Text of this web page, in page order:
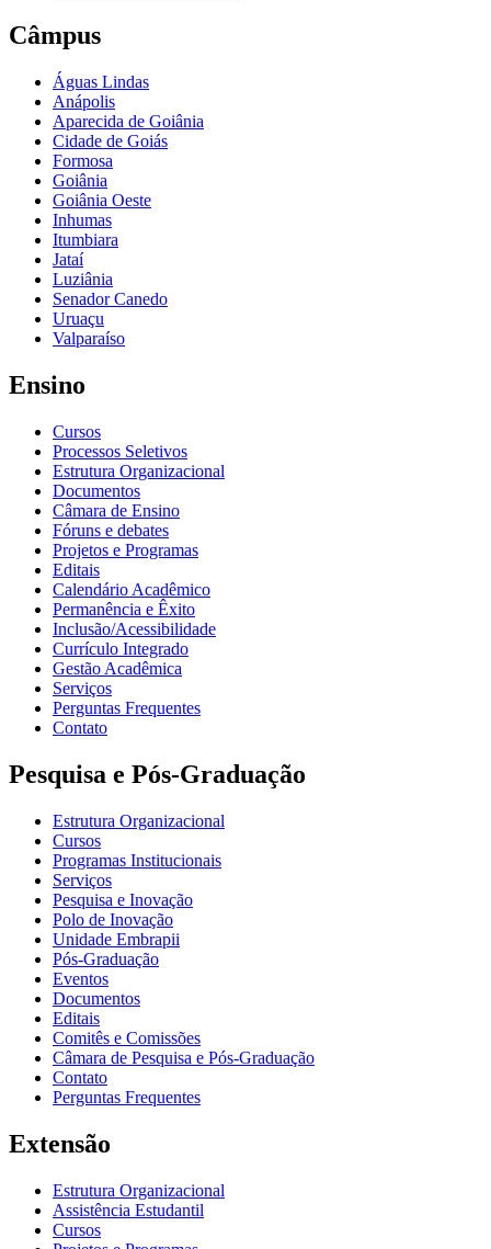
Câmpus
Águas Lindas
Anápolis
Aparecida de Goiânia
Cidade de Goiás
Formosa
Goiânia
Goiânia Oeste
Inhumas
Itumbiara
Jataí
Luziânia
Senador Canedo
Uruaçu
Valparaíso
Ensino
Cursos
Processos Seletivos
Estrutura Organizacional
Documentos
Câmara de Ensino
Fóruns e debates
Projetos e Programas
Editais
Calendário Acadêmico
Permanência e Êxito
Inclusão/Acessibilidade
Currículo Integrado
Gestão Acadêmica
Serviços
Perguntas Frequentes
Contato
Pesquisa e Pós-Graduação
Estrutura Organizacional
Cursos
Programas Institucionais
Serviços
Pesquisa e Inovação
Polo de Inovação
Unidade Embrapii
Pós-Graduação
Eventos
Documentos
Editais
Comitês e Comissões
Câmara de Pesquisa e Pós-Graduação
Contato
Perguntas Frequentes
Extensão
Estrutura Organizacional
Assistência Estudantil
Cursos